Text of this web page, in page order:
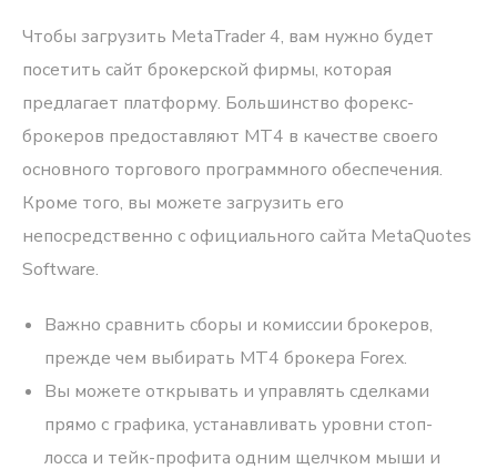
Чтобы загрузить MetaTrader 4, вам нужно будет
посетить сайт брокерской фирмы, которая
предлагает платформу. Большинство форекс-
брокеров предоставляют MT4 в качестве своего
основного торгового программного обеспечения.
Кроме того, вы можете загрузить его
непосредственно с официального сайта MetaQuotes
Software.
Важно сравнить сборы и комиссии брокеров,
прежде чем выбирать MT4 брокера Forex.
Вы можете открывать и управлять сделками
прямо с графика, устанавливать уровни стоп-
лосса и тейк-профита одним щелчком мыши и